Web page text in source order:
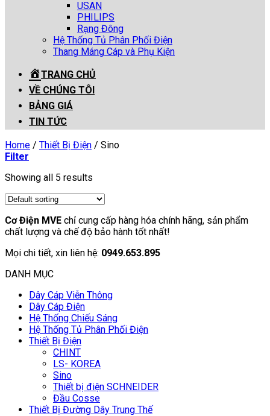
USAN
PHILIPS
Rạng Đông
Hệ Thống Tủ Phân Phối Điện
Thang Máng Cáp và Phụ Kiện
TRANG CHỦ
VỀ CHÚNG TÔI
BẢNG GIÁ
TIN TỨC
Home / Thiết Bị Điện / Sino
Filter
Showing all 5 results
Cơ Điện MVE chỉ cung cấp hàng hóa chính hãng, sản phẩm
chất lượng và chế độ bảo hành tốt nhất!
Mọi chi tiết, xin liên hệ: 0949.653.895
DANH MỤC
Dây Cáp Viễn Thông
Dây Cáp Điện
Hệ Thống Chiếu Sáng
Hệ Thống Tủ Phân Phối Điện
Thiết Bị Điện
CHINT
LS- KOREA
Sino
Thiết bị điện SCHNEIDER
Đầu Cosse
Thiết Bị Đường Dây Trung Thế